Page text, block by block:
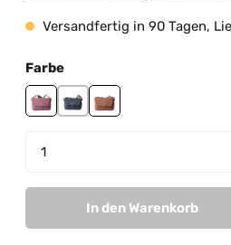
Versandfertig in 90 Tagen,
Farbeauswählen
mauvenavytan
Produkt Anzahl: Gib den
In den Warenkorb